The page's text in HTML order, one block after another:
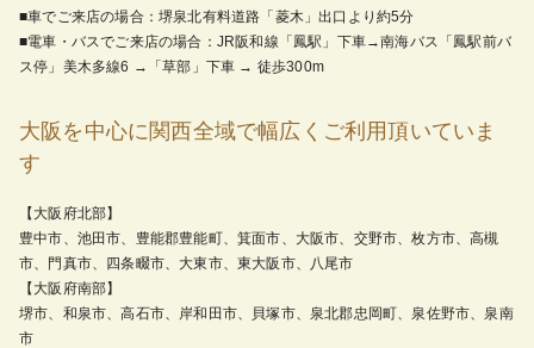
■車でご来店の場合：堺泉北有料道路「菱木」出口より約5分
■電車・バスでご来店の場合：JR阪和線「鳳駅」下車→南海バス「鳳駅前バ
ス停」美木多線6 →「草部」下車 → 徒歩300m
大阪を中心に関西全域で幅広くご利用頂いていま
す
【大阪府北部】
豊中市、池田市、豊能郡豊能町、箕面市、大阪市、交野市、枚方市、高槻
市、門真市、四条畷市、大東市、東大阪市、八尾市
【大阪府南部】
堺市、和泉市、高石市、岸和田市、貝塚市、泉北郡忠岡町、泉佐野市、泉南
市